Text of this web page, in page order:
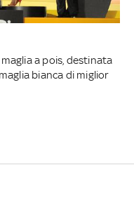
a pois, destinata
bianca di miglior